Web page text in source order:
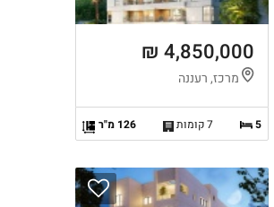
4,850,000 ₪
מרכז, רעננה
5 7 קומות 126 מ"ר